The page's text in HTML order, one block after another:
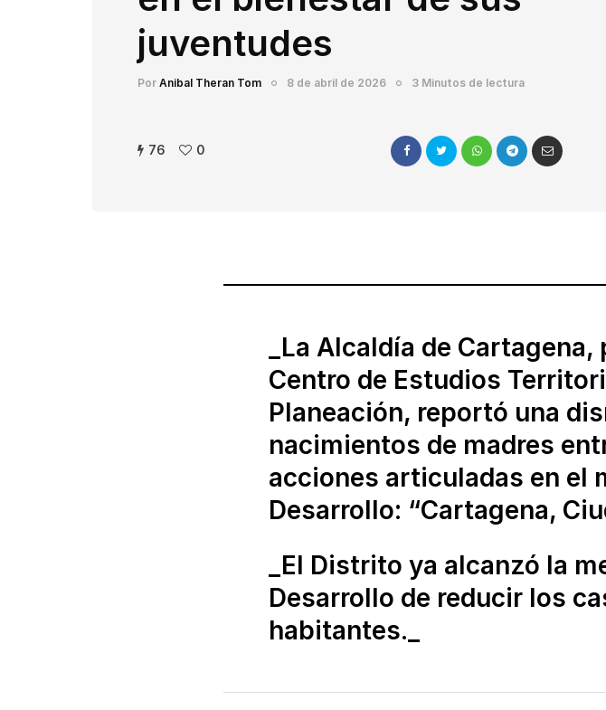
juventudes
Por Anibal Theran Tom 8 de abril de 2026 3 Minutos de lectura
76 0
_La Alcaldía de
Centro de Estudios
Planeación, reportó una
nacimientos de madres
acciones articuladas en el
Desarrollo: “Cartagena,
_El Distrito ya alcanzó la
Desarrollo de reducir los
habitantes._